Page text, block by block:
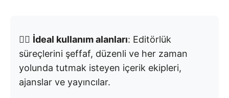
👉🏼 İdeal kullanım alanları: Editörlük
süreçlerini şeffaf, düzenli ve her zaman
yolunda tutmak isteyen içerik ekipleri,
ajanslar ve yayıncılar.